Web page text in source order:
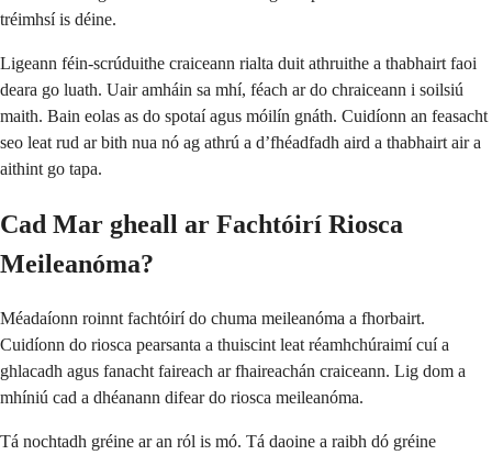
tréimhsí is déine.
Ligeann féin-scrúduithe craiceann rialta duit athruithe a thabhairt faoi
deara go luath. Uair amháin sa mhí, féach ar do chraiceann i soilsiú
maith. Bain eolas as do spotaí agus móilín gnáth. Cuidíonn an feasacht
seo leat rud ar bith nua nó ag athrú a d’fhéadfadh aird a thabhairt air a
aithint go tapa.
Cad Mar gheall ar Fachtóirí Riosca
Meileanóma?
Méadaíonn roinnt fachtóirí do chuma meileanóma a fhorbairt.
Cuidíonn do riosca pearsanta a thuiscint leat réamhchúraimí cuí a
ghlacadh agus fanacht faireach ar fhaireachán craiceann. Lig dom a
mhíniú cad a dhéanann difear do riosca meileanóma.
Tá nochtadh gréine ar an ról is mó. Tá daoine a raibh dó gréine